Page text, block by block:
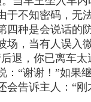
于不知密码，无
四种是会说话的
场，当有人误入
退，你已离车
：“谢谢！”如果
会告诉主人：“